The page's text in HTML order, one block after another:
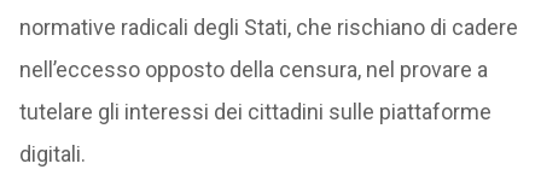
normative radicali degli Stati, che rischiano di cadere
nell’eccesso opposto della censura, nel provare a
tutelare gli interessi dei cittadini sulle piattaforme
digitali.